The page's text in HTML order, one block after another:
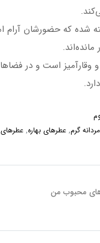
شده که حضورشان آرام
و وقارآمیز است و در
گرم, عطرهای بهاره, عطرهای
محبوب من